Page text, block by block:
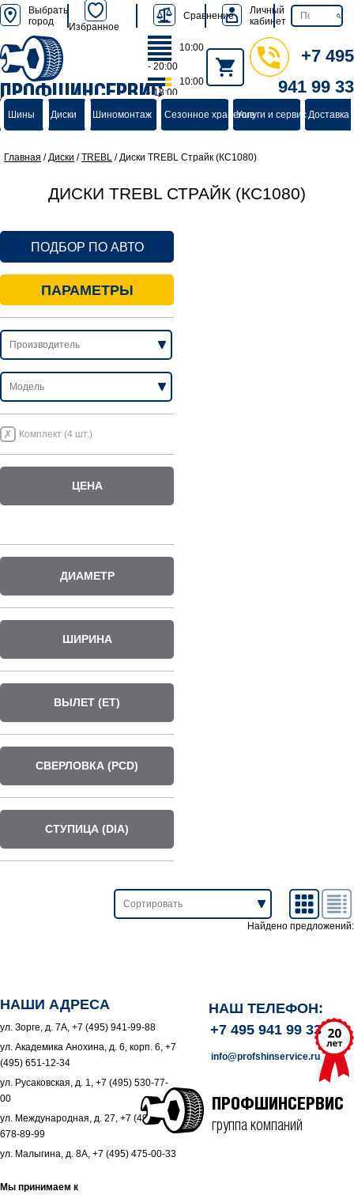
Выбрать
город
Избранное
Сравнение
Личный
кабинет
ПРОФШИНСЕРВИС
группа компаний
10:00
- 20:00
10:00
- 18:00
+7 495
941 99 33
Шины Диски Шиномонтаж Сезонное хранениеУслуги и сервисДоставка
Главная /Диски /TREBL /Диски TREBL Страйк (КС1080)
ДИСКИ TREBL СТРАЙК (КС1080)
ПОДБОР ПО АВТО
ПАРАМЕТРЫ
Комплект (4 шт.)
ЦЕНА
ДИАМЕТР
ШИРИНА
ВЫЛЕТ (ET)
СВЕРЛОВКА (PCD)
СТУПИЦА (DIA)
Найдено предложений:
НАШИ АДРЕСА
ул. Зорге, д. 7А, +7 (495) 941-99-88
ул. Академика Анохина, д. 6, корп. 6, +7
(495) 651-12-34
ул. Русаковская, д. 1, +7 (495) 530-77-
00
ул. Международная, д. 27, +7 (495)
678-89-99
ул. Малыгина, д. 8А, +7 (495) 475-00-33
Мы принимаем к
НАШ ТЕЛЕФОН:
+7 495 941 99 33
info@profshinservice.ru
ПРОФШИНСЕРВИС
группа компаний